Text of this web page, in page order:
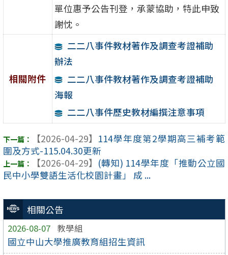
相關公告
2026-08-07 教學組
國立中山大學推廣教育組招生資訊
單位惠予公告刊登，承蒙協助，特此申致
謝忱。
相關附件
二二八事件教材著作及調查考證補助
辦法
二二八事件教材著作及調查考證補助
海報
二二八事件歷史教材編撰注意事項
【2026-04-29】 114學年度第2學期高三補考範
圍及方式-115.04.30更新
【2026-04-29】 (轉知) 114學年度「推動公立國
民中小學雙語生活化校園計畫」 成 ...